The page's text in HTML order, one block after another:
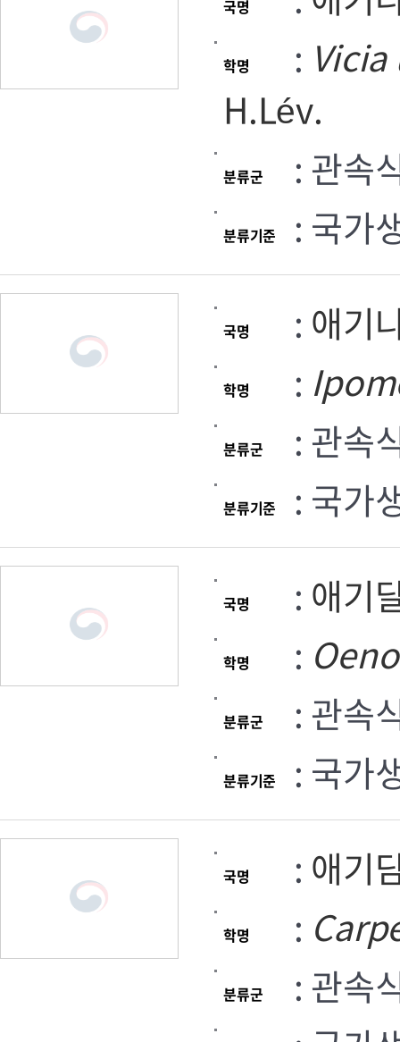
국명
학명 : Vicia
H.Lév.
분류군 : 관속
분류기준 : 국가
국명 : 애기
학명 :
분류군 : 관속
분류기준 : 국가
국명 : 애기
학명 :
분류군 : 관속
분류기준 : 국가
국명 : 애기
학명 :
분류군 : 관속